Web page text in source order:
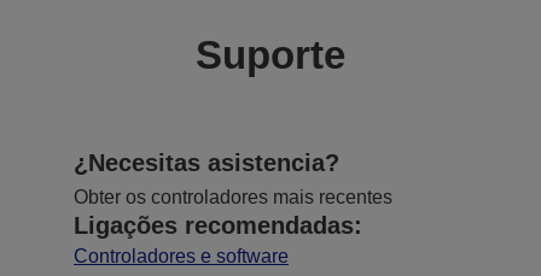
Suporte
¿Necesitas asistencia?
Obter os controladores mais recentes
Ligações recomendadas:
Controladores e software